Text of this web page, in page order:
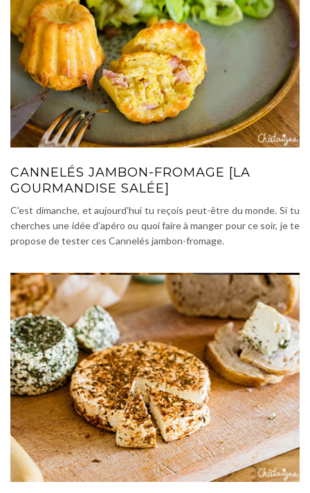
CANNELÉS JAMBON-FROMAGE [LA
GOURMANDISE SALÉE]
C’est dimanche, et aujourd’hui tu reçois peut-être du monde. Si tu
cherches une idée d’apéro ou quoi faire à manger pour ce soir, je te
propose de tester ces Cannelés jambon-fromage.